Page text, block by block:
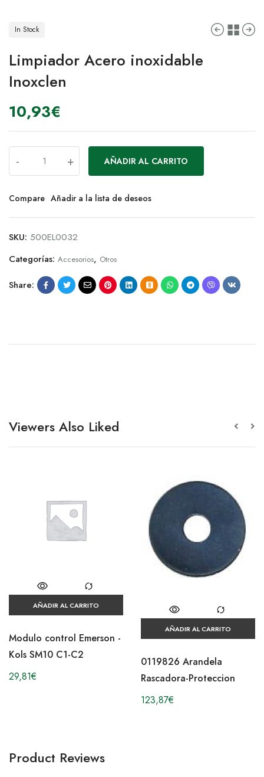
In Stock
Limpiador Acero inoxidable
Inoxclen
10,93€
- + AÑADIR AL CARRITO
Compare Añadir a la lista de deseos
SKU: 500EL0032
Categorías: Accesorios, Otros
Share:
Viewers Also Liked
AÑADIR AL CARRITO
Modulo control Emerson -
Kols SM10 C1-C2
29,81€
AÑADIR AL CARRITO
0119826 Arandela
Rascadora-Proteccion
123,87€
Product Reviews